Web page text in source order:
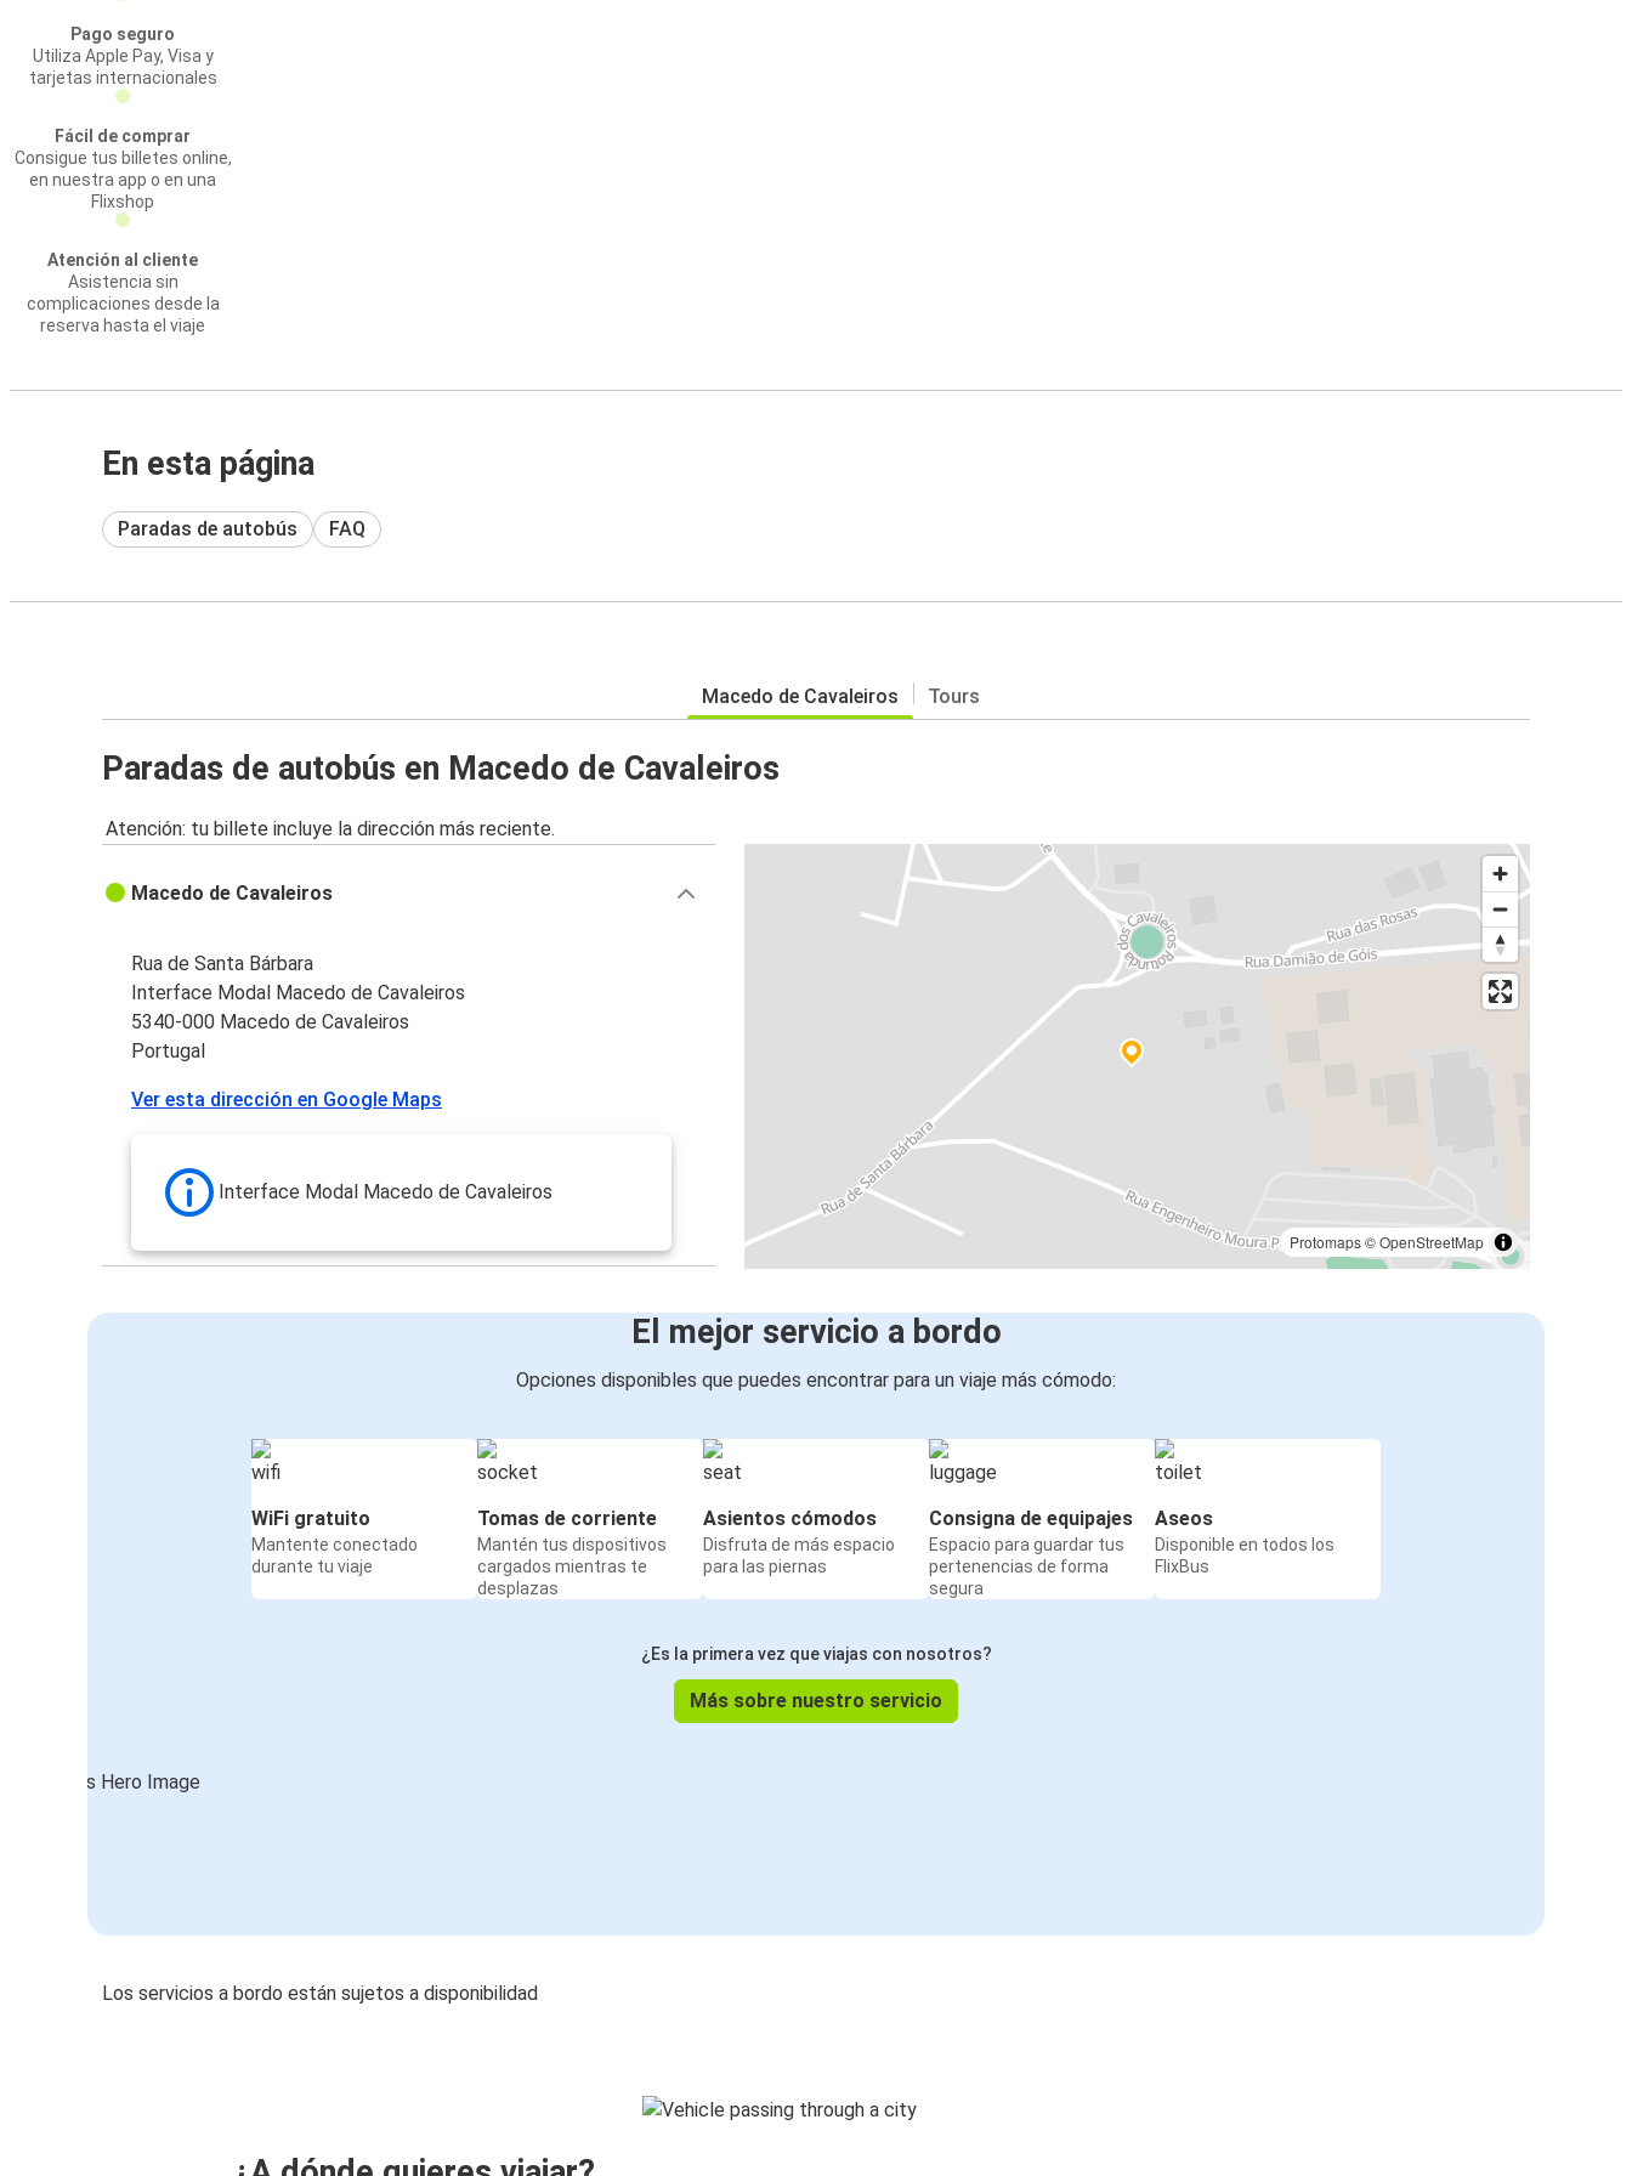
Pago seguro
Utiliza Apple Pay, Visa y
tarjetas internacionales
Fácil de comprar
Consigue tus billetes online,
en nuestra app o en una
Flixshop
Atención al cliente
Asistencia sin
complicaciones desde la
reserva hasta el viaje
En esta página
Paradas de autobús FAQ
Macedo de Cavaleiros Tours
Paradas de autobús en Macedo de Cavaleiros
Atención: tu billete incluye la dirección más reciente.
Protomaps©OpenStreetMap
Macedo de Cavaleiros
Rua de Santa Bárbara
Interface Modal Macedo de Cavaleiros
5340-000 Macedo de Cavaleiros
Portugal
Ver esta dirección en Google Maps
Interface Modal Macedo de Cavaleiros
El mejor servicio a bordo
Opciones disponibles que puedes encontrar para un viaje más cómodo:
WiFi gratuito
Mantente conectado
durante tu viaje
Tomas de corriente
Mantén tus dispositivos
cargados mientras te
desplazas
Asientos cómodos
Disfruta de más espacio
para las piernas
Consigna de equipajes
Espacio para guardar tus
pertenencias de forma
segura
Aseos
Disponible en todos los
FlixBus
¿Es la primera vez que viajas con nosotros?
Más sobre nuestro servicio
Los servicios a bordo están sujetos a disponibilidad